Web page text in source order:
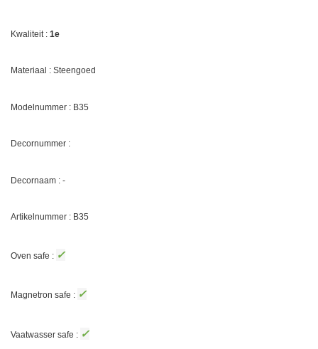
Kwaliteit : 1e
Materiaal : Steengoed
Modelnummer : B35
Decornummer :
Decornaam : -
Artikelnummer : B35
Oven safe : ✓
Magnetron safe : ✓
Vaatwasser safe : ✓